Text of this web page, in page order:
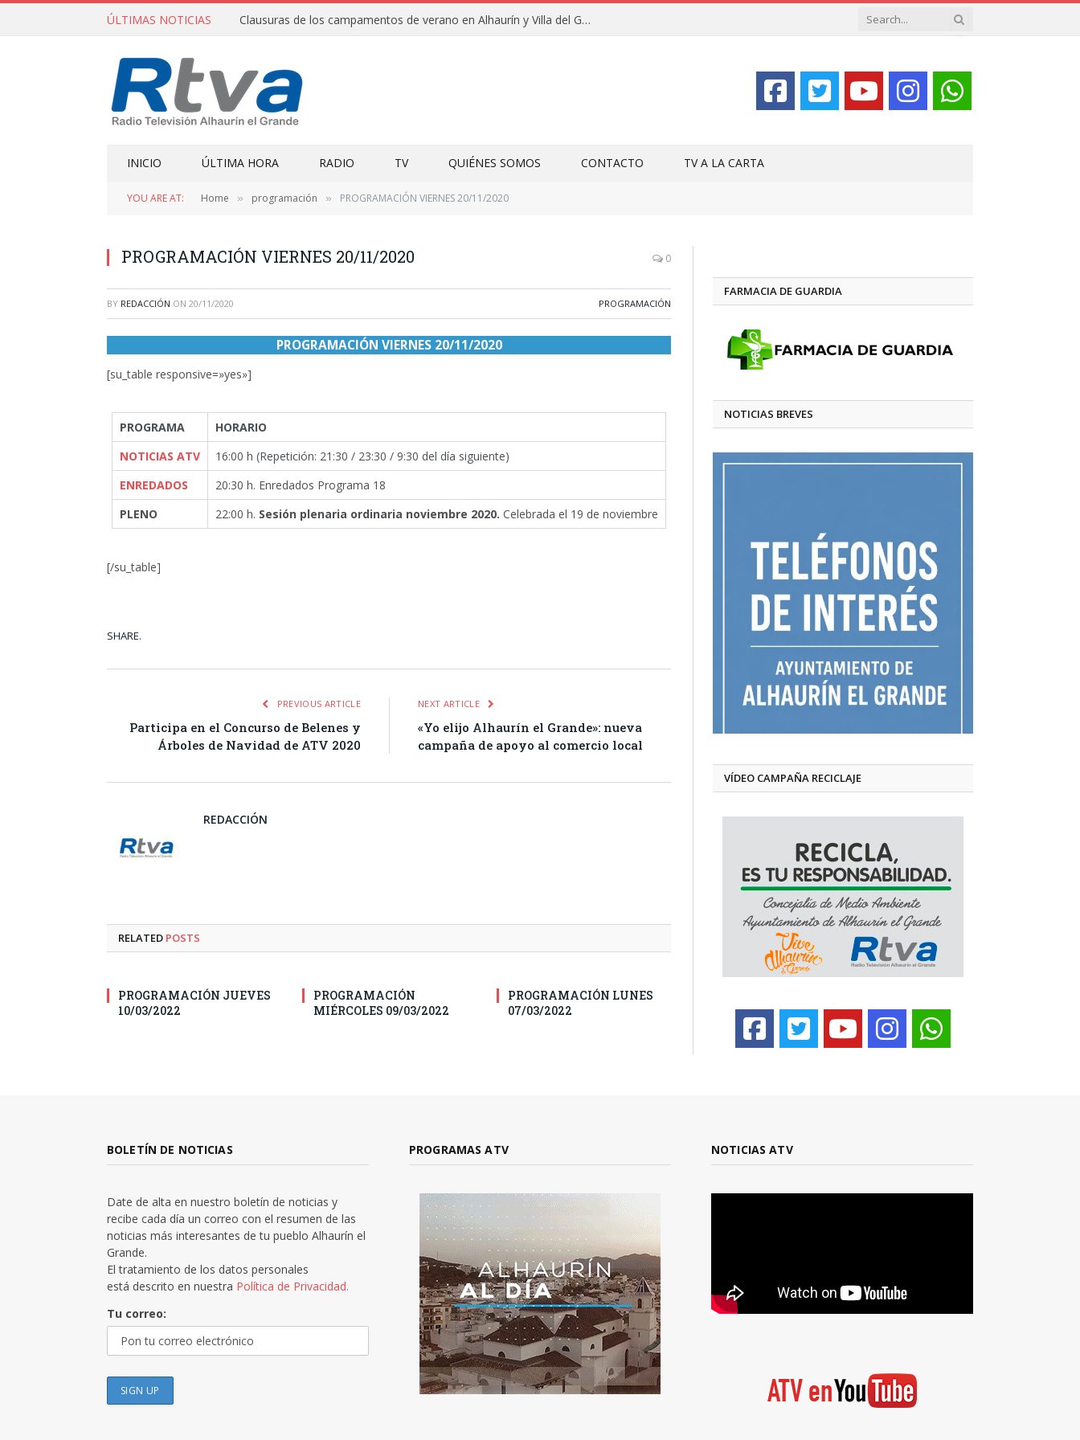
ÚLTIMAS NOTICIAS Clausuras de los campamentos de verano en Alhaurín y Villa del Guadalhorce 2026
INICIO ÚLTIMA HORA RADIO TV QUIÉNES SOMOS CONTACTO TV A LA CARTA
YOU ARE AT: Home » programación » PROGRAMACIÓN VIERNES 20/11/2020
PROGRAMACIÓN VIERNES 20/11/2020 0
BY REDACCIÓN ON 20/11/2020 PROGRAMACIÓN
PROGRAMACIÓN VIERNES 20/11/2020
[su_table responsive=»yes»]
PROGRAMA
HORARIO
NOTICIAS ATV
16:00 h (Repetición: 21:30 / 23:30 / 9:30 del día siguiente)
ENREDADOS
20:30 h. Enredados Programa 18
PLENO
22:00 h. Sesión plenaria ordinaria noviembre 2020. Celebrada el 19 de noviembre
[/su_table]
SHARE.
PREVIOUS ARTICLE
Participa en el Concurso de Belenes y
Árboles de Navidad de ATV 2020
NEXT ARTICLE
«Yo elijo Alhaurín el Grande»: nueva
campaña de apoyo al comercio local
REDACCIÓN
RELATED POSTS
PROGRAMACIÓN JUEVES
10/03/2022
PROGRAMACIÓN
MIÉRCOLES 09/03/2022
PROGRAMACIÓN LUNES
07/03/2022
FARMACIA DE GUARDIA
NOTICIAS BREVES
VÍDEO CAMPAÑA RECICLAJE
BOLETÍN DE NOTICIAS
Date de alta en nuestro boletín de noticias y
recibe cada día un correo con el resumen de las
noticias más interesantes de tu pueblo Alhaurín el
Grande.
El tratamiento de los datos personales
está descrito en nuestra Política de Privacidad.
Tu correo:
PROGRAMAS ATV NOTICIAS ATV